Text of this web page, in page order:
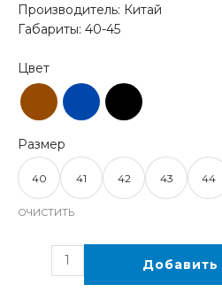
Производитель: Китай
Габариты: 40-45
40 41 42 43 44
ОЧИСТИТЬ
Добавить